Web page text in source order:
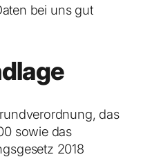
bei uns gut
das
sowie das
2018